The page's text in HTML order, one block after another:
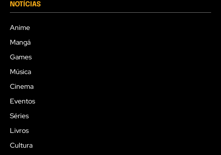
NOTÍCIAS
Anime
Mangá
Games
Música
Cinema
Eventos
Séries
Livros
Cultura